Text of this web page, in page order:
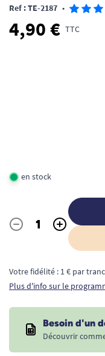
Ref : TE-2187 •
4,90 € TTC
en stock
Quantité
- +
Votre fidélité : 1 € par
Plus d'info sur le
Besoin d'un
Découvrir